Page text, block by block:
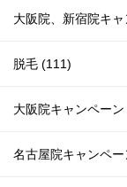
大阪院、新宿院キ
脱毛 (111)
大阪院キャンペー
名古屋院キャンペ